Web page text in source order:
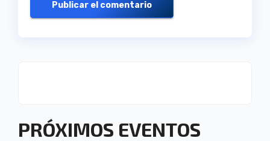
PRÓXIMOS EVENTOS